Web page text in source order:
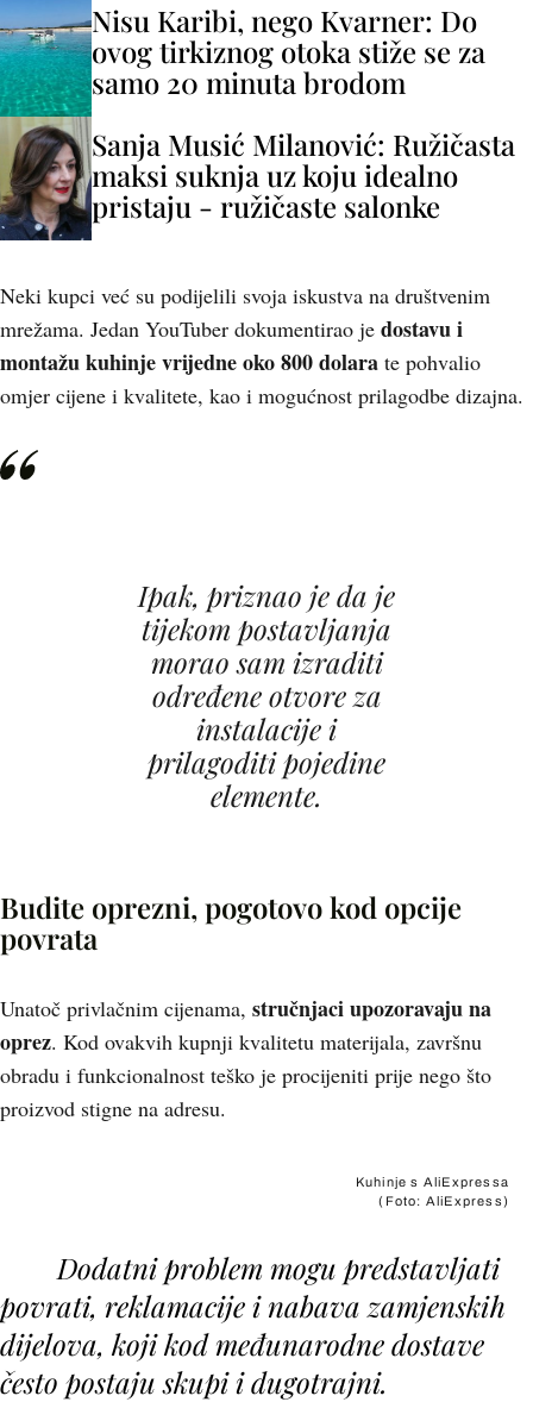
Nisu Karibi, nego Kvarner: Do
ovog tirkiznog otoka stiže se za
samo 20 minuta brodom
Sanja Musić Milanović: Ružičasta
maksi suknja uz koju idealno
pristaju - ružičaste salonke
Neki kupci već su podijelili svoja iskustva na društvenim
mrežama. Jedan YouTuber dokumentirao je dostavu i
montažu kuhinje vrijedne oko 800 dolara te pohvalio
omjer cijene i kvalitete, kao i mogućnost prilagodbe dizajna.
Ipak, priznao je da je
tijekom postavljanja
morao sam izraditi
određene otvore za
instalacije i
prilagoditi pojedine
elemente.
Budite oprezni, pogotovo kod opcije
povrata
Unatoč privlačnim cijenama, stručnjaci upozoravaju na
oprez. Kod ovakvih kupnji kvalitetu materijala, završnu
obradu i funkcionalnost teško je procijeniti prije nego što
proizvod stigne na adresu.
Kuhinje s AliExpressa
(Foto: AliExpress)
Dodatni problem mogu predstavljati
povrati, reklamacije i nabava zamjenskih
dijelova, koji kod međunarodne dostave
često postaju skupi i dugotrajni.